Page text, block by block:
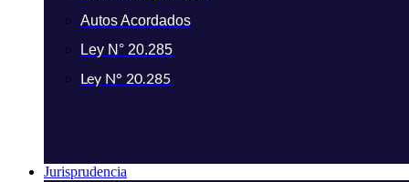
Autos Acordados
Ley N° 20.285
Ley N° 20.285
Jurisprudencia